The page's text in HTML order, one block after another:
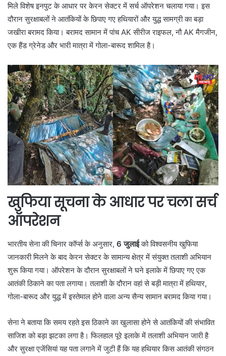
मिले विशेष इनपुट के आधार पर केरन सेक्टर में सर्च ऑपरेशन चलाया गया। इस
दौरान सुरक्षाबलों ने आतंकियों के छिपाए गए हथियारों और युद्ध सामग्री का बड़ा
जखीरा बरामद किया। बरामद सामान में पांच AK सीरीज राइफल, नौ AK मैगजीन,
एक हैंड ग्रेनेड और भारी मात्रा में गोला-बारूद शामिल है।
खुफिया सूचना के आधार पर चला सर्च
ऑपरेशन
भारतीय सेना की चिनार कॉर्प्स के अनुसार, 6 जुलाईको विश्वसनीय खुफिया
जानकारी मिलने के बाद केरन सेक्टर के सामान्य क्षेत्र में संयुक्त तलाशी अभियान
शुरू किया गया। ऑपरेशन के दौरान सुरक्षाबलों ने घने इलाके में छिपाए गए एक
आतंकी ठिकाने का पता लगाया। तलाशी के दौरान वहां से बड़ी मात्रा में हथियार,
गोला-बारूद और युद्ध में इस्तेमाल होने वाला अन्य सैन्य सामान बरामद किया गया।
सेना ने बताया कि समय रहते इस ठिकाने का खुलासा होने से आतंकियों की संभावित
साजिश को बड़ा झटका लगा है। फिलहाल पूरे इलाके में तलाशी अभियान जारी है
और सुरक्षा एजेंसियां यह पता लगाने में जुटी हैं कि यह हथियार किस आतंकी संगठन